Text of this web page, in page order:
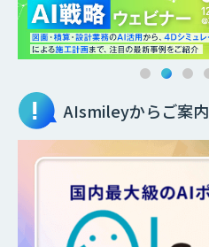
AIsmileyからご案内